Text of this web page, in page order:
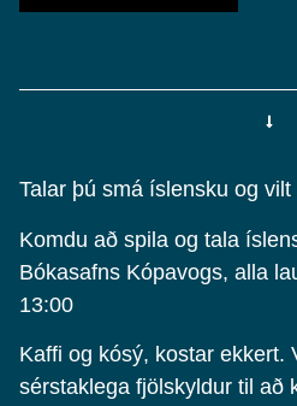
Talar þú smá íslensku og
Komdu að spila og tala
Bókasafns Kópavogs, alla
13:00
Kaffi og kósý, kostar ekkert.
sérstaklega fjölskyldur til að